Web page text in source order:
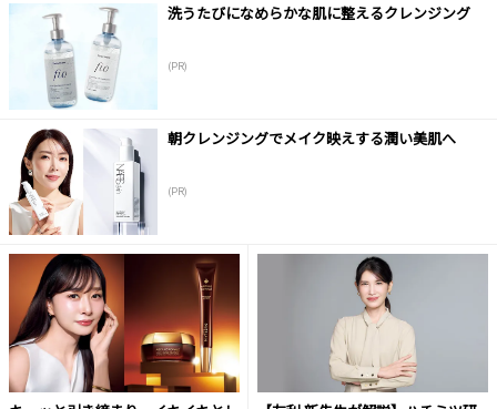
洗うたびになめらかな肌に整えるクレンジング
(PR)
朝クレンジングでメイク映えする潤い美肌へ
(PR)